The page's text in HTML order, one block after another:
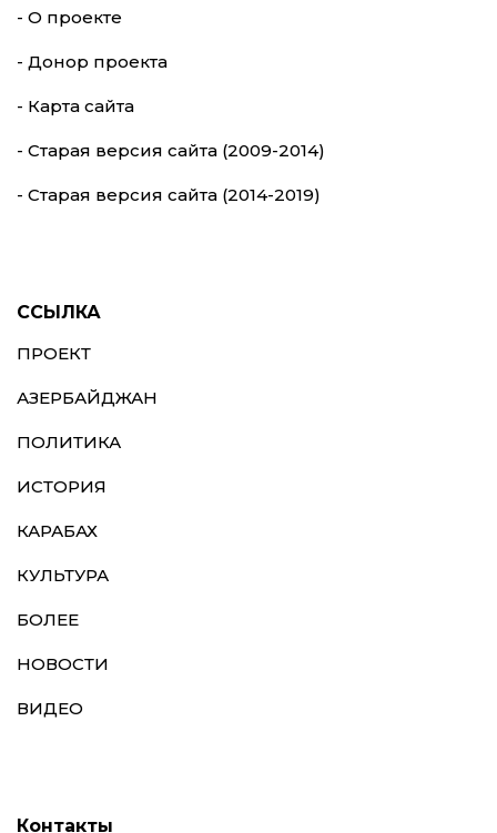
- О проекте
- Донор проекта
- Карта сайта
- Старая версия сайта (2009-2014)
- Старая версия сайта (2014-2019)
ССЫЛКА
ПРОЕКТ
АЗЕРБАЙДЖАН
ПОЛИТИКА
ИСТОРИЯ
КАРАБАХ
КУЛЬТУРА
БОЛЕЕ
НОВОСТИ
ВИДЕО
Контакты